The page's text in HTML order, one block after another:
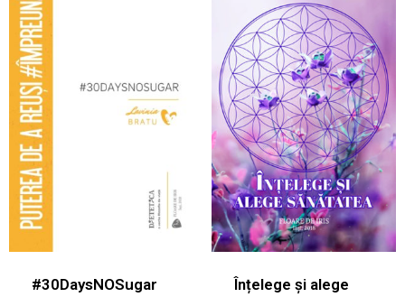
#30DaysNOSugar
Înțelege și alege